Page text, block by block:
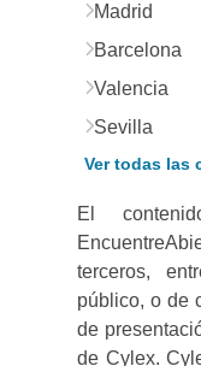
Madrid
Barcelona
Valencia
Sevilla
Ver todas las
El
terceros,
público, o de
de
de Cylex.